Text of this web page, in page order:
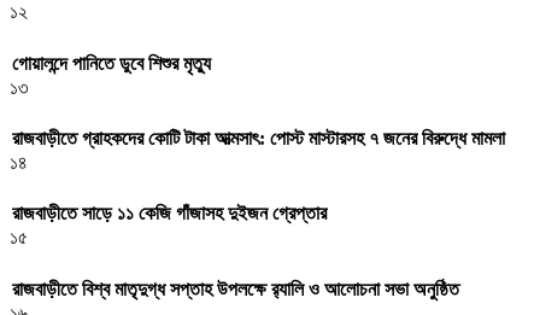
১২
গোয়ালন্দে পানিতে ডুবে শিশুর মৃত্যু
১৩
রাজবাড়ীতে গ্রাহকদের কোটি টাকা আত্মসাৎ: পোস্ট মাস্টারসহ ৭ জনের বিরুদ্ধে মামলা
১৪
রাজবাড়ীতে সাড়ে ১১ কেজি গাঁজাসহ দুইজন গ্রেপ্তার
১৫
রাজবাড়ীতে বিশ্ব মাতৃদুগ্ধ সপ্তাহ উপলক্ষে র‌্যালি ও আলোচনা সভা অনুষ্ঠিত